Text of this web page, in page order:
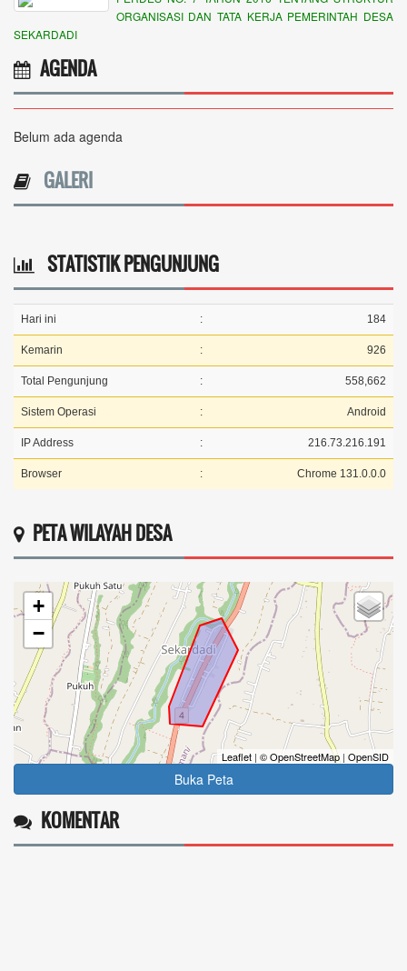
ORGANISASI DAN TATA KERJA PEMERINTAH DESA
SEKARDADI
AGENDA
Belum ada agenda
GALERI
STATISTIK PENGUNJUNG
Hari ini : 184
Kemarin : 926
Total Pengunjung : 558,662
Sistem Operasi : Android
IP Address : 216.73.216.191
Browser : Chrome 131.0.0.0
PETA WILAYAH DESA
+
−
Leaflet | © OpenStreetMap | OpenSID
Buka Peta
KOMENTAR